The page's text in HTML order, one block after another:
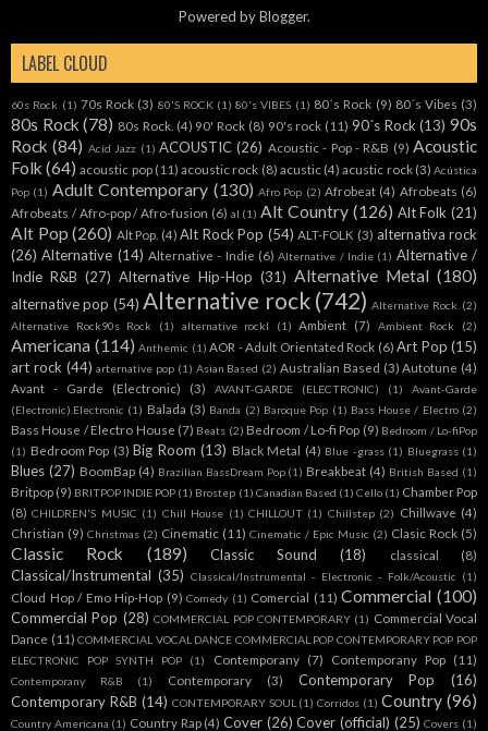
Powered byBlogger.
LABEL CLOUD
60s Rock (1) 70s Rock (3) 80'S ROCK (1) 80's VIBES (1) 80´s Rock (9) 80´s Vibes (3)
80s Rock (78) 80s Rock. (4) 90' Rock (8) 90's rock (11) 90´s Rock (13) 90s
Rock (84) Acid Jazz (1) ACOUSTIC (26) Acoustic - Pop - R&B (9) Acoustic
Folk (64) acoustic pop (11) acoustic rock (8) acustic (4) acustic rock (3) Acústica
Pop (1) Adult Contemporary (130) Afro Pop (2) Afrobeat (4) Afrobeats (6)
Afrobeats / Afro-pop / Afro-fusion (6) al (1) Alt Country (126) Alt Folk (21)
Alt Pop (260) Alt Pop. (4) Alt Rock Pop (54) ALT-FOLK (3) alternativa rock
(26) Alternative (14) Alternative - Indie (6) Alternative / Indie (1) Alternative /
Indie R&B (27) Alternative Hip-Hop (31) Alternative Metal (180)
alternative pop (54) Alternative rock (742) Alternative Rock. (2)
Alternative Rock90s Rock
(1) alternative rockl (1) Ambient (7) Ambient Rock (2)
Americana (114) Anthemic (1) AOR - Adult Orientated Rock (6) Art Pop (15)
art rock (44) arternative pop (1) Asian Based (2) Australian Based (3) Autotune (4)
Avant - Garde (Electronic)
(3) AVANT-GARDE (ELECTRONIC) (1)
Avant-Garde
(Electronic).Electronic (1) Balada (3) Banda (2) Baroque Pop (1) Bass House / Electro (2)
Bass House / Electro House (7) Beats (2) Bedroom / Lo-fi Pop (9) Bedroom / Lo-fiPop
(1) Bedroom Pop (3) Big Room (13) Black Metal (4) Blue -grass (1) Bluegrass (1)
Blues (27) BoomBap (4) Brazilian BassDream Pop (1) Breakbeat (4) British Based (1)
Britpop (9) BRITPOP INDIE POP (1) Brostep (1) Canadian Based (1) Cello (1) Chamber Pop
(8) CHILDREN'S MUSIC (1) Chill House (1) CHILLOUT (1) Chillstep (2) Chillwave (4)
Christian (9) Christmas (2) Cinematic (11) Cinematic / Epic Music (2) Clasic Rock (5)
Classic Rock (189) Classic Sound (18) classical (8)
Classical/Instrumental (35) Classical/Instrumental - Electronic - Folk/Acoustic (1)
Cloud Hop / Emo Hip-Hop (9) Comedy (1) Comercial (11) Commercial (100)
Commercial Pop (28) COMMERCIAL POP CONTEMPORARY (1) Commercial Vocal
Dance (11) COMMERCIAL VOCAL DANCE COMMERCIAL POP CONTEMPORARY POP POP
ELECTRONIC POP SYNTH POP
(1) Contemporany (7) Contemporany Pop (11)
Contemporany R&B (1) Contemporary (3) Contemporary Pop
(16)
Contemporary R&B (14) CONTEMPORARY SOUL (1) Corridos (1) Country (96)
Country Americana (1) Country Rap (4) Cover (26) Cover (official) (25) Covers (1)